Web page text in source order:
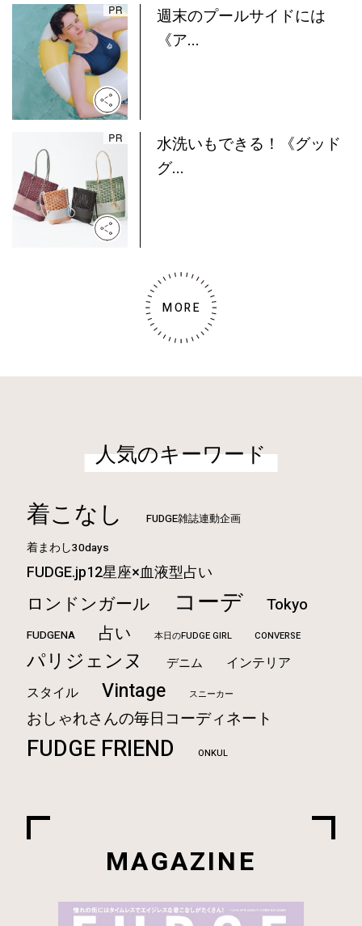
週末のプールサイドには
《ア...
水洗いもできる！《グッド
グ...
MORE
人気のキーワード
着こなし FUDGE雑誌連動企画
着まわし30days
FUDGE.jp12星座×血液型占い
ロンドンガール コーデ Tokyo
FUDGENA 占い 本日のFUDGE GIRL CONVERSE
パリジェンヌ デニム
インテリア
スタイル
Vintage スニーカー
おしゃれさんの毎日コーディネート
FUDGE FRIEND ONKUL
MAGAZINE